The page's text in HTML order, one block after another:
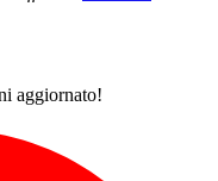
aggiornato!